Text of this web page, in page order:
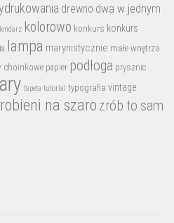
drewno dwa w jednym
kolorowo konkurs konkurs
lampa marynistycznie małe wnętrza
choinkowe papier podłoga prysznic
tapeta tutorial typografia vintage
na szaro zrób to sam